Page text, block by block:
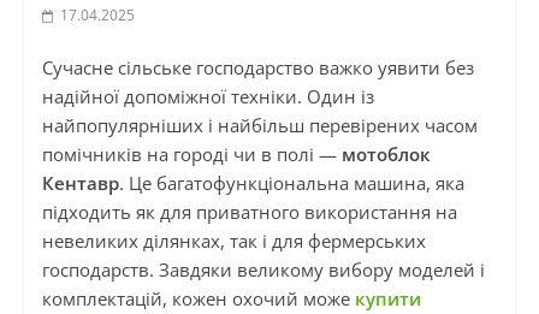
17.04.2025
Сучасне сільське господарство важко уявити без
надійної допоміжної техніки. Один із
найпопулярніших і найбільш перевірених часом
помічників на городі чи в полі — мотоблок
Кентавр. Це багатофункціональна машина, яка
підходить як для приватного використання на
невеликих ділянках, так і для фермерських
господарств. Завдяки великому вибору моделей і
комплектацій, кожен охочий може купити